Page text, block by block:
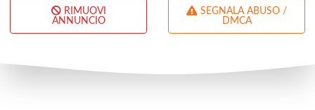
RIMUOVI
ANNUNCIO
DMCA